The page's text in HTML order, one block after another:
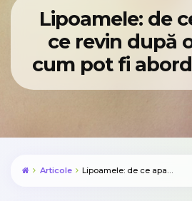
Lipoamele: de
ce revin după
cum pot fi
Articole Lipoamele: de ce apar, de ce revin după operații și cum pot fi abordate corect